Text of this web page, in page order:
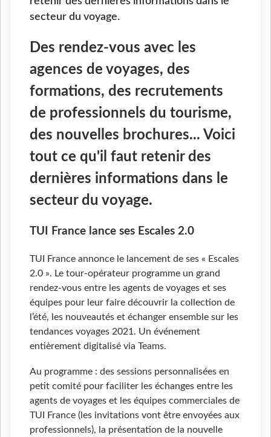
secteur du voyage.
Des rendez-vous avec les
agences de voyages, des
formations, des recrutements
de professionnels du tourisme,
des nouvelles brochures... Voici
tout ce qu'il faut retenir des
dernières informations dans le
secteur du voyage.
TUI France lance ses Escales 2.0
TUI France annonce le lancement de ses « Escales
2.0 ». Le tour-opérateur programme un grand
rendez-vous entre les agents de voyages et ses
équipes pour leur faire découvrir la collection de
l’été, les nouveautés et échanger ensemble sur les
tendances voyages 2021. Un événement
entièrement digitalisé via Teams.
Au programme : des sessions personnalisées en
petit comité pour faciliter les échanges entre les
agents de voyages et les équipes commerciales de
TUI France (les invitations vont être envoyées aux
professionnels), la présentation de la nouvelle